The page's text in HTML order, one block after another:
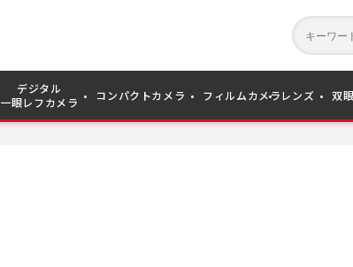
デジタル
一眼レフカメラ
コンパクトカメラ フィルムカメラ レンズ 双